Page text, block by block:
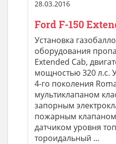
28.03.2016
Ford F-150
Установка
оборудования
Extended Cab,
мощностью 320 л.с.
4-го поколения
мультиклапаном
запорным
пожарным
датчиком уровня
тороидальный ...